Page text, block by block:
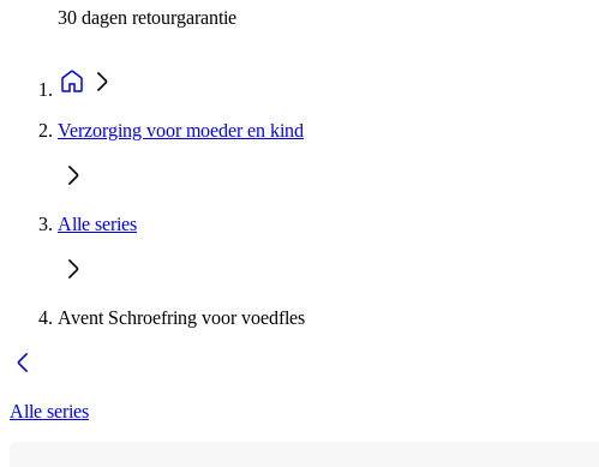
30 dagen retourgarantie
Verzorging voor moeder en kind
Alle series
Avent Schroefring voor voedfles
Alle series